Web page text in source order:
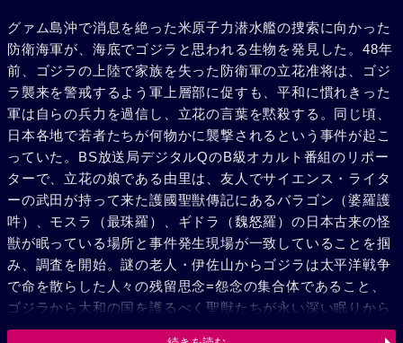
グァム島沖で消息を絶った米原子力潜水艦の捜索に向かった
防衛海軍が、海底でゴジラと思われる生物を発見した。48年
前、ゴジラの上陸で家族を失った防衛軍の立花准将は、ゴジ
ラ襲来を警戒するよう軍上層部に促すも、平和に慣れきった
軍は自らの兵力を過信し、立花の言葉を黙殺する。同じ頃、
日本各地で若者たちが何物かに襲撃されるという事件が起こ
っていた。BS放送局デジタルQのB級オカルト番組のリポー
ターで、立花の娘である由里は、友人でサイエンス・ライタ
ーの武田が持って来た護國聖獣傳記にあるバラゴン（婆羅護
吽）、モスラ（最珠羅）、ギドラ（魏怒羅）の日本古来の怪
獣が眠っている場所と事件発生現場が一致していることを掴
み、調査を開始。謎の老人・伊佐山からゴジラは太平洋戦争
で命を散らした人々の残留思念=怨念の集合体であること、
ゴジラから大和の国を護るべく聖獣たちが永い深い眠りから
覚醒するであろうことなどを聞き出すのであった。そんな矢